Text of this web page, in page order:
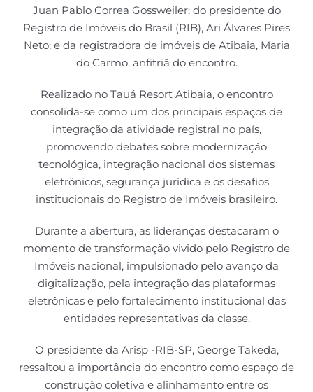
Juan Pablo Correa Gossweiler; do presidente do
Registro de Imóveis do Brasil (RIB), Ari Álvares Pires
Neto; e da registradora de imóveis de Atibaia, Maria
do Carmo, anfitriã do encontro.
Realizado no Tauá Resort Atibaia, o encontro
consolida-se como um dos principais espaços de
integração da atividade registral no país,
promovendo debates sobre modernização
tecnológica, integração nacional dos sistemas
eletrônicos, segurança jurídica e os desafios
institucionais do Registro de Imóveis brasileiro.
Durante a abertura, as lideranças destacaram o
momento de transformação vivido pelo Registro de
Imóveis nacional, impulsionado pelo avanço da
digitalização, pela integração das plataformas
eletrônicas e pelo fortalecimento institucional das
entidades representativas da classe.
O presidente da Arisp -RIB-SP, George Takeda,
ressaltou a importância do encontro como espaço de
construção coletiva e alinhamento entre os